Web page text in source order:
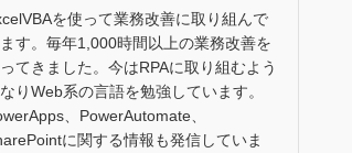
を使って業務改善に取り組んで
す。毎年1,000時間以上の業務改善を
てきました。今はRPAに取り組むよう
りWeb系の言語を勉強しています。
、PowerAutomate、
に関する情報も発信していま